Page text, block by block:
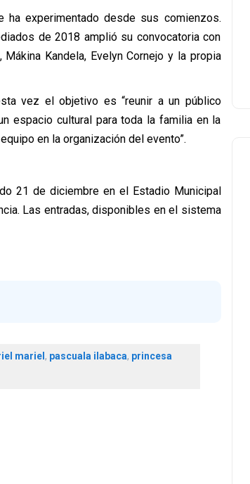
experimentado desde sus comienzos.
de 2018 amplió su convocatoria con
Kandela, Evelyn Cornejo y la propia
vez el objetivo es “reunir a un público
espacio cultural para toda la familia en la
en la organización del evento”.
21 de diciembre en el Estadio Municipal
Las entradas, disponibles en el sistema
mariel , pascuala ilabaca, princesa